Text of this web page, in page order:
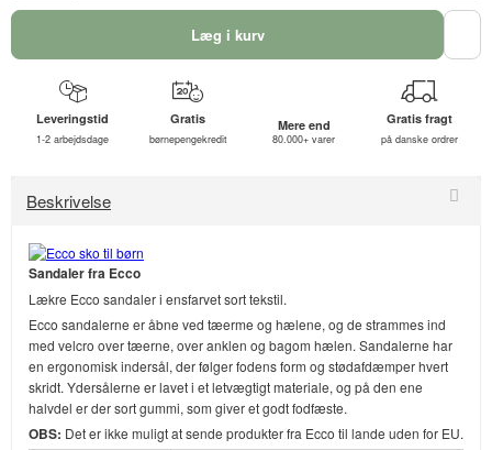
Læg i kurv
Leveringstid
1-2 arbejdsdage
Gratis
børnepengekredit
Mere end
80.000+ varer
Gratis fragt
på danske ordrer
Beskrivelse
Sandaler fra Ecco
Lækre Ecco sandaler i ensfarvet sort tekstil.
Ecco sandalerne er åbne ved tæerme og hælene, og de strammes ind
med velcro over tæerne, over anklen og bagom hælen. Sandalerne har
en ergonomisk indersål, der følger fodens form og stødafdæmper hvert
skridt. Ydersålerne er lavet i et letvægtigt materiale, og på den ene
halvdel er der sort gummi, som giver et godt fodfæste.
OBS: Det er ikke muligt at sende produkter fra Ecco til lande uden for EU.